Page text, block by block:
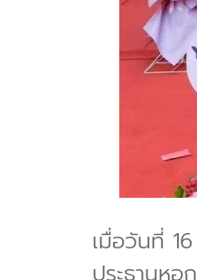
เมื่อวันที่
ประธานห